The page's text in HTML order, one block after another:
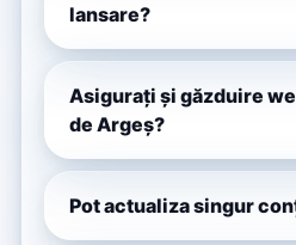
lansare?
Asigurați și găzduire
de Argeș?
Pot actualiza singur